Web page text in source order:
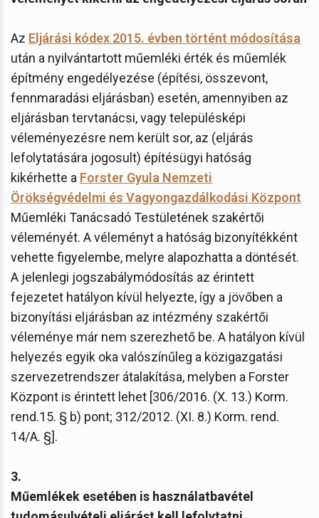
Az Eljárási kódex 2015. évben történt módosítása
után a nyilvántartott műemléki érték és műemlék
építmény engedélyezése (építési, összevont,
fennmaradási eljárásban) esetén, amennyiben az
eljárásban tervtanácsi, vagy településképi
véleményezésre nem került sor, az (eljárás
lefolytatására jogosult) építésügyi hatóság
kikérhette a Forster Gyula Nemzeti
Örökségvédelmi és Vagyongazdálkodási Központ
Műemléki Tanácsadó Testületének szakértői
véleményét. A véleményt a hatóság bizonyítékként
vehette figyelembe, melyre alapozhatta a döntését.
A jelenlegi jogszabálymódosítás az érintett
fejezetet hatályon kívül helyezte, így a jövőben a
bizonyítási eljárásban az intézmény szakértői
véleménye már nem szerezhető be. A hatályon kívül
helyezés egyik oka valószínűleg a közigazgatási
szervezetrendszer átalakítása, melyben a Forster
Központ is érintett lehet [306/2016. (X. 13.) Korm.
rend.15. § b) pont; 312/2012. (XI. 8.) Korm. rend.
14/A. §].
3.
Műemlékek esetében is használatbavétel